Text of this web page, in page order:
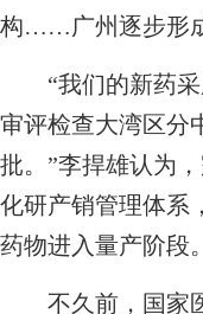
构……广州逐步形
“我们的新药采
审评检查大湾区分
批。”李捍雄认为
化研产销管理体系
药物进入量产阶段
不久前，国家医